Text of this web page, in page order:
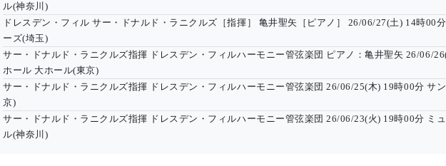
ル(神奈川)
ドレスデン・フィル サー・ドナルド・ラニクルズ［指揮］ 亀井聖矢［ピアノ］
26/06/27(土) 14時00分
ーズ(埼玉)
サー・ドナルド・ラニクルズ指揮 ドレスデン・フィルハーモニー管弦楽団 ピアノ：亀井聖矢 26/06/
ホール 大ホール(東京)
サー・ドナルド・ラニクルズ指揮 ドレスデン・フィルハーモニー管弦楽団 26/06/25(木) 19時00分 サ
京)
サー・ドナルド・ラニクルズ指揮 ドレスデン・フィルハーモニー管弦楽団 26/06/23(火) 19時00分 ミ
ル(神奈川)